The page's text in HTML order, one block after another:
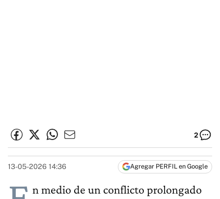
2
13-05-2026 14:36 Agregar PERFIL en Google
n medio de un conflicto prolongado